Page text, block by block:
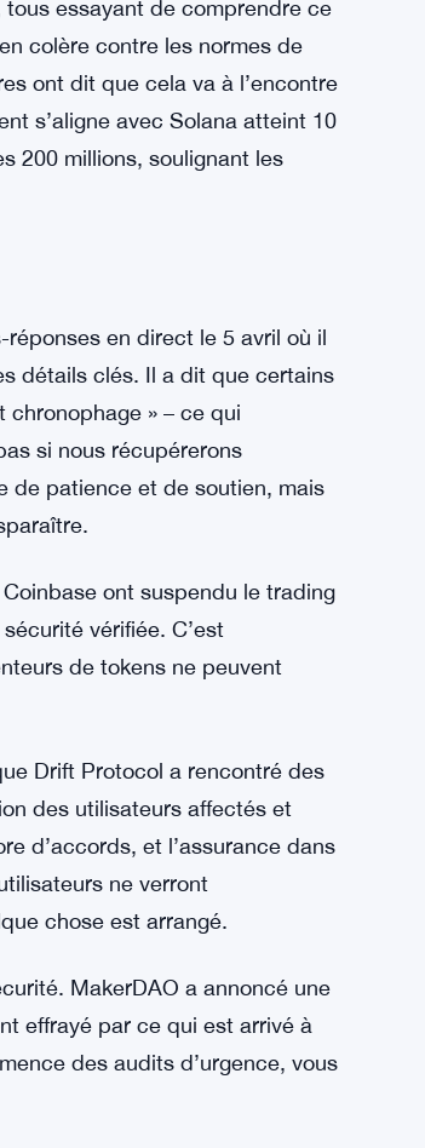
le 3 avril pour corriger les
mettre à jour immédiatement,
si cela résout les problèmes
importants.
colère contre les normes de
ont dit que cela va à l’encontre
s’aligne avec Solana atteint 10
200 millions, soulignant les
en direct le 5 avril où il
détails clés. Il a dit que certains
chronophage » – ce qui
si nous récupérerons
ont suspendu le trading
vérifiée. C’est
de tokens ne peuvent
Drift Protocol a rencontré des
des utilisateurs affectés et
d’accords, et l’assurance dans